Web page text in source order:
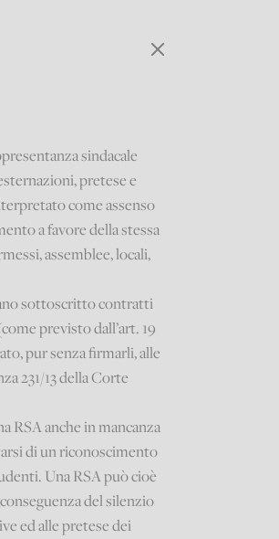
sindacale
pretese e
come assenso
a favore della stessa
assemblee, locali,
sottoscritto contratti
previsto dall’art. 19
pur senza firmarli, alle
231/13 della Corte
RSA anche in mancanza
di un riconoscimento
Una RSA può cioè
del silenzio
ed alle pretese dei